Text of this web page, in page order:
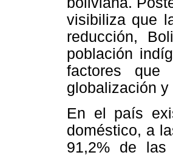
visibiliza que
reducción,
población
factores que
globalización
En el país
doméstico, a
91,2% de las